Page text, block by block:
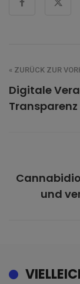
« ZURÜCK ZUR
Digitale
und